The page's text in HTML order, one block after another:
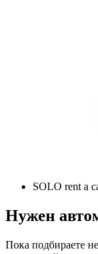
SOLO rent a
Нужен
Пока подбираете